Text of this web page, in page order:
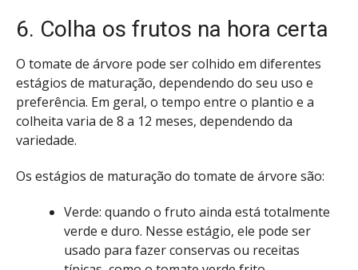
6. Colha os frutos na hora certa
O tomate de árvore pode ser colhido em diferentes
estágios de maturação, dependendo do seu uso e
preferência. Em geral, o tempo entre o plantio e a
colheita varia de 8 a 12 meses, dependendo da
variedade.
Os estágios de maturação do tomate de árvore são:
Verde: quando o fruto ainda está totalmente
verde e duro. Nesse estágio, ele pode ser
usado para fazer conservas ou receitas